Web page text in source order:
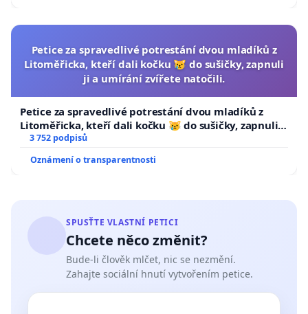
Petice za spravedlivé potrestání dvou mladíků z
Litoměřicka, kteří dali kočku 😿 do sušičky, zapnuli
ji a umírání zvířete natočili.
Petice za spravedlivé potrestání dvou mladíků z
Litoměřicka, kteří dali kočku 😿 do sušičky, zapnuli ji
a umírání zvířete natočili.
3 752 podpisů
Oznámení o transparentnosti
SPUSŤTE VLASTNÍ PETICI
Chcete něco změnit?
Bude-li člověk mlčet, nic se nezmění.
Zahajte sociální hnutí vytvořením petice.